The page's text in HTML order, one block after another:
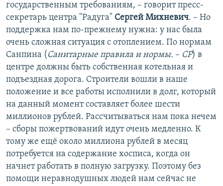
государственным требованиям, – говорит пресс-
секретарь центра "Радуга" Сергей Михневич. – Но
поддержка нам по-прежнему нужна: у нас была
очень сложная ситуация с отоплением. По нормам
Санпина ( Санитарные правила и нормы. –​ СР) в
центре должны быть собственная котельная и
подъездная дорога. Строители вошли в наше
положение и все работы исполнили в долг, который
на данный момент составляет более шести
миллионов рублей. Рассчитываться нам пока нечем
– сборы пожертвований идут очень медленно. К
тому же ещё около миллиона рублей в месяц
потребуется на содержание хосписа, когда он
начнет работать в полную загрузку. Поэтому без
помощи неравнодушных людей нам сейчас не